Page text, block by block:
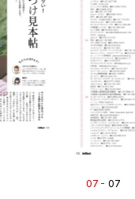
07 07